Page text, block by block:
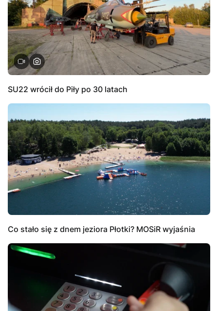
SU22 wrócił do Piły po 30 latach
Co stało się z dnem jeziora Płotki? MOSiR wyjaśnia